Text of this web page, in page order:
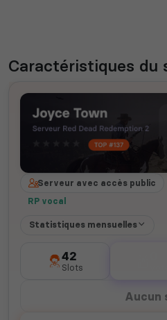
Caractéristiques du
Serveur avec accès public
RP vocal
Statistiques mensuelles
42
Slots
Aucun